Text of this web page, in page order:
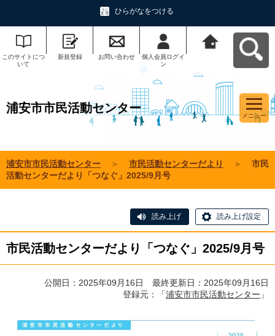
ひらがなをつける
このサイトにつ
いて
新規登録 お問い合わせ
個人会員ログイ
ン
浦安市市民活動センター
メニュー
浦安市市民活動センター ＞ 市民活動センターだより ＞
市民
活動センターだより「つなぐ」2025/9月号
読み上げ 読み上げ設定
市民活動センターだより「つなぐ」2025/9月号
公開日：2025年09月16日 最終更新日：2025年09月16日
登録元：「浦安市市民活動センター 」